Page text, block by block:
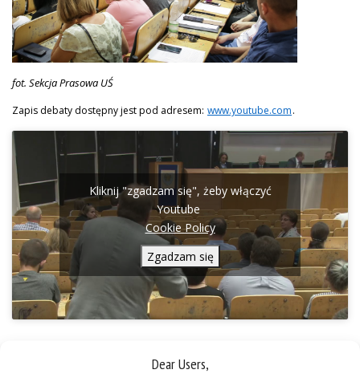
Dear Users,
fot. Sekcja Prasowa UŚ
Zapis debaty dostępny jest pod adresem: www.youtube.com.
Kliknij "zgadzam się", żeby włączyć
Youtube
Cookie Policy
Zgadzam się